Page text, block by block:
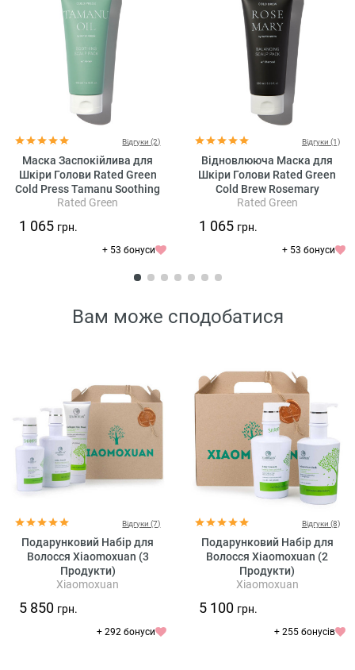
Відгуки (2)
Маска Заспокійлива для
Шкіри Голови Rated Green
Cold Press Tamanu Soothing
Scalp Pack
Rated Green
1 065 грн.
+ 53 бонуси
Відгуки (1)
Відновлююча Маска для
Шкіри Голови Rated Green
Cold Brew Rosemary
Balancing Scalp Pack
Rated Green
1 065 грн.
+ 53 бонуси
Вам може сподобатися
Відгуки (7)
Подарунковий Набір для
Волосся Xiaomoxuan (3
Продукти)
Xiaomoxuan
5 850 грн.
+ 292 бонуси
Відгуки (8)
Подарунковий Набір для
Волосся Xiaomoxuan (2
Продукти)
Xiaomoxuan
5 100 грн.
+ 255 бонусів